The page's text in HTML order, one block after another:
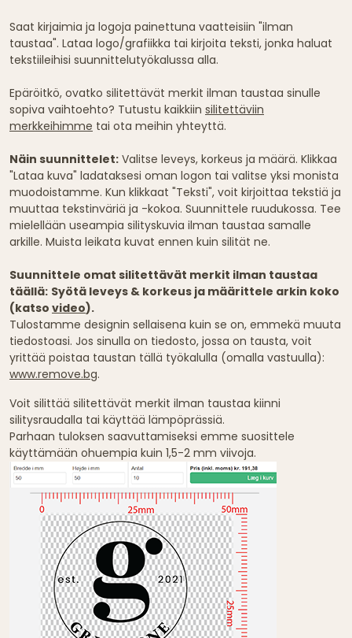
Saat kirjaimia ja logoja painettuna vaatteisiin "ilman
taustaa". Lataa logo/grafiikka tai kirjoita teksti, jonka haluat
tekstiileihisi suunnittelutyökalussa alla.
Epäröitkö, ovatko silitettävät merkit ilman taustaa sinulle
sopiva vaihtoehto? Tutustu kaikkiin silitettäviin
merkkeihimme tai ota meihin yhteyttä.
Näin suunnittelet: Valitse leveys, korkeus ja määrä. Klikkaa
"Lataa kuva" ladataksesi oman logon tai valitse yksi monista
muodoistamme. Kun klikkaat "Teksti", voit kirjoittaa tekstiä ja
muuttaa tekstinväriä ja -kokoa. Suunnittele ruudukossa. Tee
mielellään useampia silityskuvia ilman taustaa samalle
arkille. Muista leikata kuvat ennen kuin silität ne.
Suunnittele omat silitettävät merkit ilman taustaa
täällä: Syötä leveys & korkeus ja määrittele arkin koko
(katso video).
Tulostamme designin sellaisena kuin se on, emmekä muuta
tiedostoasi. Jos sinulla on tiedosto, jossa on tausta, voit
yrittää poistaa taustan tällä työkalulla (omalla vastuulla):
www.remove.bg.
Voit silittää silitettävät merkit ilman taustaa kiinni
silitysraudalla tai käyttää lämpöprässiä.
Parhaan tuloksen saavuttamiseksi emme suosittele
käyttämään ohuempia kuin 1,5-2 mm viivoja.